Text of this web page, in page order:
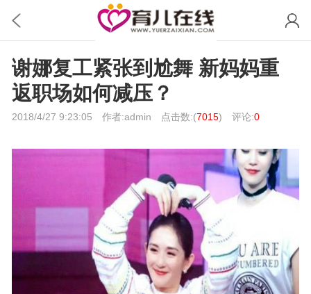
谢娜复工紧张到尬舞 新妈妈重
返职场如何减压？
2018/4/27 9:23:05 作者:admin 点击数:(7015) 评论:0